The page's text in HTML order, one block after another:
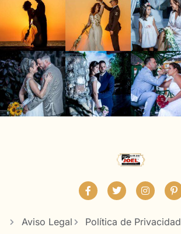
Aviso Legal Política de Privacidad